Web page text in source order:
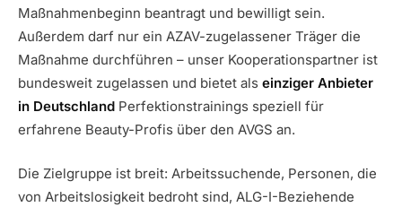
Maßnahmenbeginn beantragt und bewilligt sein.
Außerdem darf nur ein AZAV-zugelassener Träger die
Maßnahme durchführen – unser Kooperationspartner ist
bundesweit zugelassen und bietet als einziger Anbieter
in Deutschland Perfektionstrainings speziell für
erfahrene Beauty-Profis über den AVGS an.
Die Zielgruppe ist breit: Arbeitssuchende, Personen, die
von Arbeitslosigkeit bedroht sind, ALG-I-Beziehende